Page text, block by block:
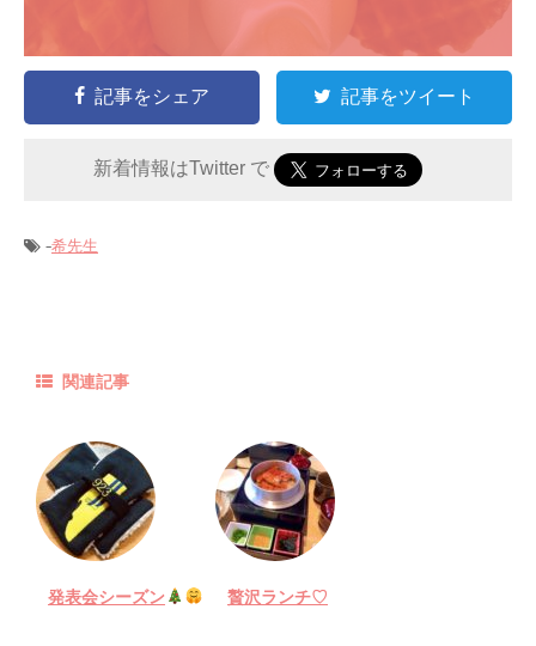
記事をシェア 記事をツイート
新着情報はTwitter で
-希先生
関連記事
発表会シーズン 贅沢ランチ♡